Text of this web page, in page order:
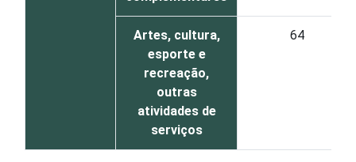
Artes, cultura,
esporte e
recreação,
outras
atividades de
serviços
64